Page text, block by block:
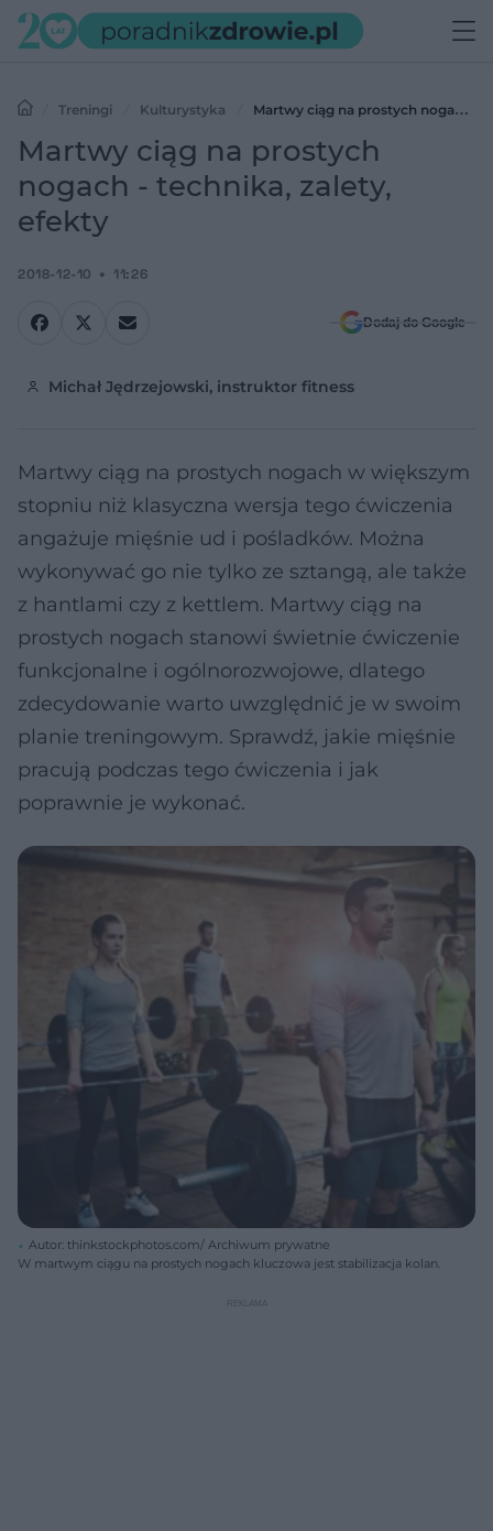
Treningi Kulturystyka
Martwy ciąg na prostych nogach -
technika, zalety, efekty
Martwy ciąg na prostych
nogach - technika, zalety,
efekty
2018-12-10 11:26
Dodaj do Google
Michał Jędrzejowski, instruktor fitness
Martwy ciąg na prostych nogach w większym
stopniu niż klasyczna wersja tego ćwiczenia
angażuje mięśnie ud i pośladków. Można
wykonywać go nie tylko ze sztangą, ale także
z hantlami czy z kettlem. Martwy ciąg na
prostych nogach stanowi świetnie ćwiczenie
funkcjonalne i ogólnorozwojowe, dlatego
zdecydowanie warto uwzględnić je w swoim
planie treningowym. Sprawdź, jakie mięśnie
pracują podczas tego ćwiczenia i jak
poprawnie je wykonać.
Autor: thinkstockphotos.com/ Archiwum prywatne
W martwym ciągu na prostych nogach kluczowa jest stabilizacja kolan.